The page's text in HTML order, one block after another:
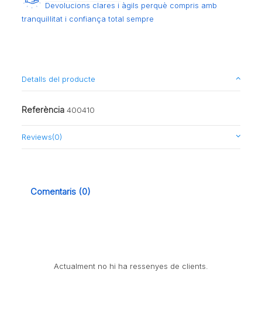
Devolucions clares i àgils perquè compris amb
tranquil·litat i confiança total sempre
Detalls del producte
Referència 400410
Reviews(0)
Comentaris (0)
Actualment no hi ha ressenyes de clients.